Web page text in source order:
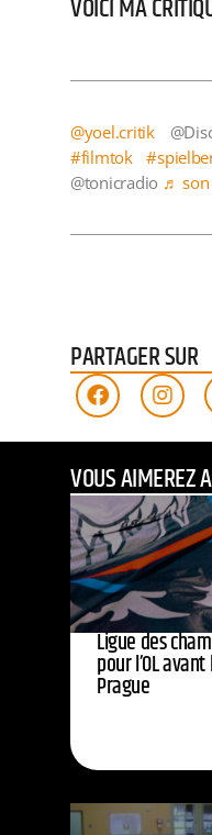
VOICI MA
@yoel.critik
#filmtok
@tonicradio ♬ son
PARTAGER SUR
VOUS AIMEREZ
Ligue des
pour l’OL
Prague